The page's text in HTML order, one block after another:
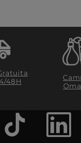
48H